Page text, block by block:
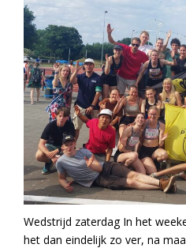
Wedstrijd zaterdag In het
het dan eindelijk zo ver, na